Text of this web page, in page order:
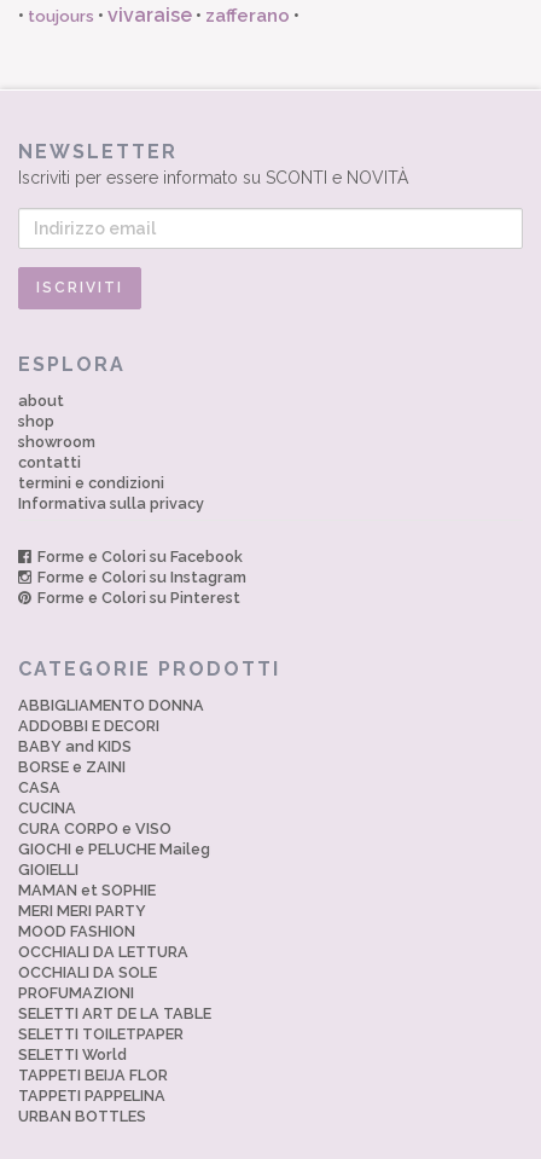
• toujours • vivaraise • zafferano •
NEWSLETTER
Iscriviti per essere informato su SCONTI e NOVITÀ
ESPLORA
about
shop
showroom
contatti
termini e condizioni
Informativa sulla privacy
Forme e Colori su Facebook
Forme e Colori su Instagram
Forme e Colori su Pinterest
CATEGORIE PRODOTTI
ABBIGLIAMENTO DONNA
ADDOBBI E DECORI
BABY and KIDS
BORSE e ZAINI
CASA
CUCINA
CURA CORPO e VISO
GIOCHI e PELUCHE Maileg
GIOIELLI
MAMAN et SOPHIE
MERI MERI PARTY
MOOD FASHION
OCCHIALI DA LETTURA
OCCHIALI DA SOLE
PROFUMAZIONI
SELETTI ART DE LA TABLE
SELETTI TOILETPAPER
SELETTI World
TAPPETI BEIJA FLOR
TAPPETI PAPPELINA
URBAN BOTTLES